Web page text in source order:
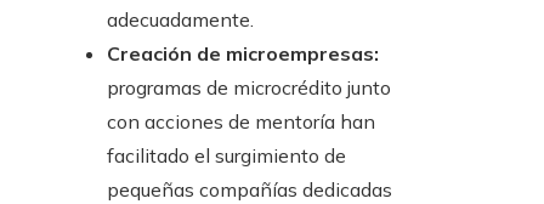
adecuadamente.
Creación de microempresas:
programas de microcrédito junto
con acciones de mentoría han
facilitado el surgimiento de
pequeñas compañías dedicadas